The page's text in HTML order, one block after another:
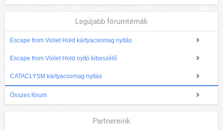
Legújabb fórumtémák
Escape from Violet Hold kártyacsomag nyitás
Escape from Violet Hold nyitó kibeszélő
CATACLYSM kártyacsomag nyitás
Összes fórum
Partnereink